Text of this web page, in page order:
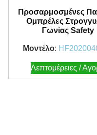
Προσαρμοσμένες
Ομπρέλες
Γωνίας Safety
Μοντέλο:
Λεπτομέρειες /